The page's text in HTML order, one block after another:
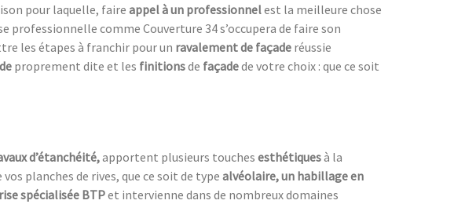
pour laquelle, faire appel à un professionnelest la meilleure chose
professionnelle comme Couverture 34 s’occupera de faire son
les étapes à franchir pour un ravalement de façade réussie
proprement dite et les finitionsde façadede votre choix : que ce soit
d’étanchéité,apportent plusieurs touches esthétiquesà la
planches de rives, que ce soit de type alvéolaire, un habillage en
spécialisée BTPet intervienne dans de nombreux domaines